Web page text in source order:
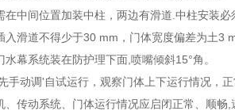
在中间位置加装中柱，两边有滑道.中柱安装必
入滑道不得少于30 mm，门体宽度偏差为土3
幕系统装在防护理下面,喷嘴倾斜15°角。
手动调'自试运行，观察门体上下运行情况，正
、传动系统、门体运行情况应启闭正常、顺畅,